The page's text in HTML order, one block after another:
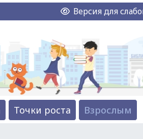
Версия для
Точки роста Взрослым